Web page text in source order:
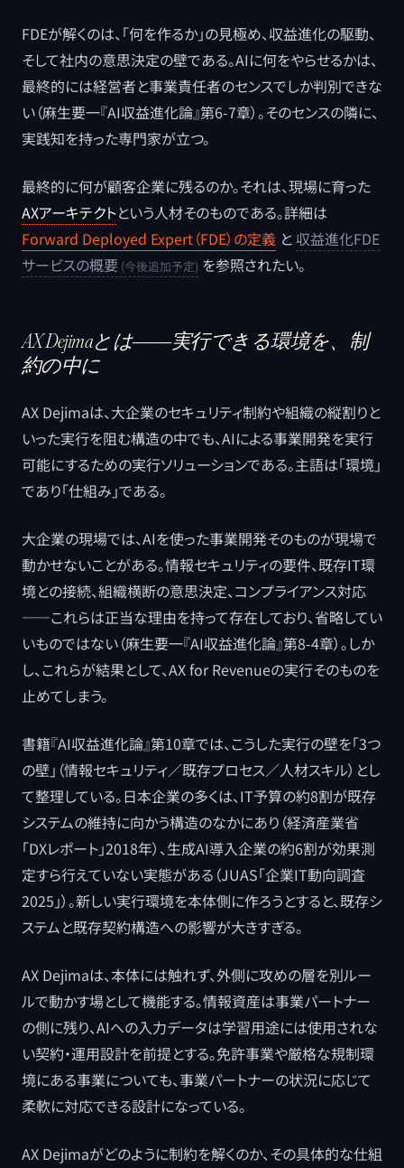
FDEが解くのは、「何を作るか」の見極め、収益進化の駆動、
そして社内の意思決定の壁である。AIに何をやらせるかは、
最終的には経営者と事業責任者のセンスでしか判別できな
い（麻生要一『AI収益進化論』第6-7章）。そのセンスの隣に、
実践知を持った専門家が立つ。
最終的に何が顧客企業に残るのか。それは、現場に育った
AXアーキテクトという人材そのものである。詳細は
Forward Deployed Expert（FDE）の定義 と収益進化FDE
サービスの概要
を参照されたい。
AX Dejimaとは――実行できる環境を、制
約の中に
AX Dejimaは、大企業のセキュリティ制約や組織の縦割りと
いった実行を阻む構造の中でも、AIによる事業開発を実行
可能にするための実行ソリューションである。主語は「環境」
であり「仕組み」である。
大企業の現場では、AIを使った事業開発そのものが現場で
動かせないことがある。情報セキュリティの要件、既存IT環
境との接続、組織横断の意思決定、コンプライアンス対応
――これらは正当な理由を持って存在しており、省略してい
いものではない（麻生要一『AI収益進化論』第8-4章）。しか
し、これらが結果として、AX for Revenueの実行そのものを
止めてしまう。
書籍『AI収益進化論』第10章では、こうした実行の壁を「3つ
の壁」（情報セキュリティ／既存プロセス／人材スキル）とし
て整理している。日本企業の多くは、IT予算の約8割が既存
システムの維持に向かう構造のなかにあり（経済産業省
「DXレポート」2018年）、生成AI導入企業の約6割が効果測
定すら行えていない実態がある（JUAS「企業IT動向調査
2025」）。新しい実行環境を本体側に作ろうとすると、既存シ
ステムと既存契約構造への影響が大きすぎる。
AX Dejimaは、本体には触れず、外側に攻めの層を別ルー
ルで動かす場として機能する。情報資産は事業パートナー
の側に残り、AIへの入力データは学習用途には使用されな
い契約・運用設計を前提とする。免許事業や厳格な規制環
境にある事業についても、事業パートナーの状況に応じて
柔軟に対応できる設計になっている。
AX Dejimaがどのように制約を解くのか、その具体的な仕組